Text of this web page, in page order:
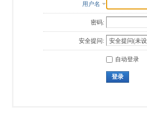
用户名
密码:
安全提问:
自动登录
登录